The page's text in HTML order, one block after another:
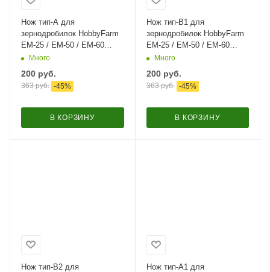
Нож тип-A для
зернодробилок HobbyFarm
ЕМ-25 / ЕМ-50 / ЕМ-60
нержавеющая сталь
Много
200 руб.
363руб. -45%
В КОРЗИНУ
Нож тип-B1 для
зернодробилок HobbyFarm
ЕМ-25 / ЕМ-50 / ЕМ-60
оцинкованный
Много
200руб.
363руб. -45%
В КОРЗИНУ
Нож тип-B2 для
Нож тип-A1 для